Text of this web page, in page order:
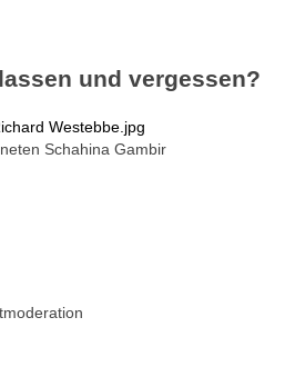
und vergessen?
Schahina Gambir